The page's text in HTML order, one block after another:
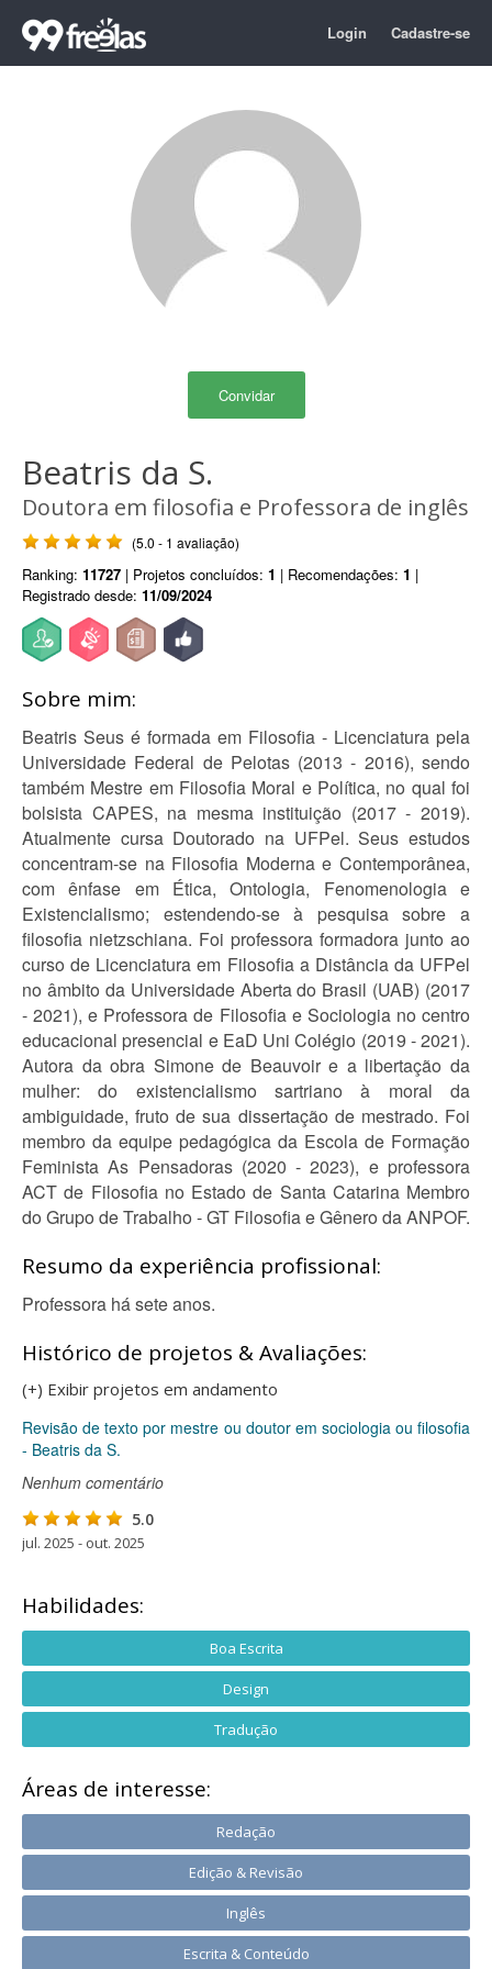
Login Cadastre-se
Convidar
Beatris da S.
Doutora em filosofia e Professora de inglês
(5.0 - 1 avaliação)
Ranking: 11727 | Projetos concluídos: 1 | Recomendações: 1 |
Registrado desde: 11/09/2024
Sobre mim:
Beatris Seus é formada em Filosofia - Licenciatura pela
Universidade Federal de Pelotas (2013 - 2016), sendo
também Mestre em Filosofia Moral e Política, no qual foi
bolsista CAPES, na mesma instituição (2017 - 2019).
Atualmente cursa Doutorado na UFPel. Seus estudos
concentram-se na Filosofia Moderna e Contemporânea,
com ênfase em Ética, Ontologia, Fenomenologia e
Existencialismo; estendendo-se à pesquisa sobre a
filosofia nietzschiana. Foi professora formadora junto ao
curso de Licenciatura em Filosofia a Distância da UFPel
no âmbito da Universidade Aberta do Brasil (UAB) (2017
- 2021), e Professora de Filosofia e Sociologia no centro
educacional presencial e EaD Uni Colégio (2019 - 2021).
Autora da obra Simone de Beauvoir e a libertação da
mulher: do existencialismo sartriano à moral da
ambiguidade, fruto de sua dissertação de mestrado. Foi
membro da equipe pedagógica da Escola de Formação
Feminista As Pensadoras (2020 - 2023), e professora
ACT de Filosofia no Estado de Santa Catarina Membro
do Grupo de Trabalho - GT Filosofia e Gênero da ANPOF.
Resumo da experiência profissional:
Professora há sete anos.
Histórico de projetos & Avaliações:
(+) Exibir projetos em andamento
Revisão de texto por mestre ou doutor em sociologia ou filosofia
- Beatris da S.
Nenhum comentário
5.0
jul. 2025 - out. 2025
Habilidades:
Boa Escrita
Design
Tradução
Áreas de interesse:
Redação
Edição & Revisão
Inglês
Escrita & Conteúdo